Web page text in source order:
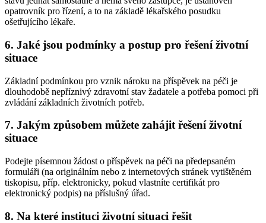
opatrovník pro řízení, a to na základě lékařského posudku
ošetřujícího lékaře.
6. Jaké jsou podmínky a postup pro řešení životní
situace
Základní podmínkou pro vznik nároku na příspěvek na péči je
dlouhodobě nepříznivý zdravotní stav žadatele a potřeba pomoci při
zvládání základních životních potřeb.
7. Jakým způsobem můžete zahájit řešení životní
situace
Podejte písemnou žádost o příspěvek na péči na předepsaném
formuláři (na originálním nebo z internetových stránek vytištěném
tiskopisu, příp. elektronicky, pokud vlastníte certifikát pro
elektronický podpis) na příslušný úřad.
8. Na které instituci životní situaci řešit